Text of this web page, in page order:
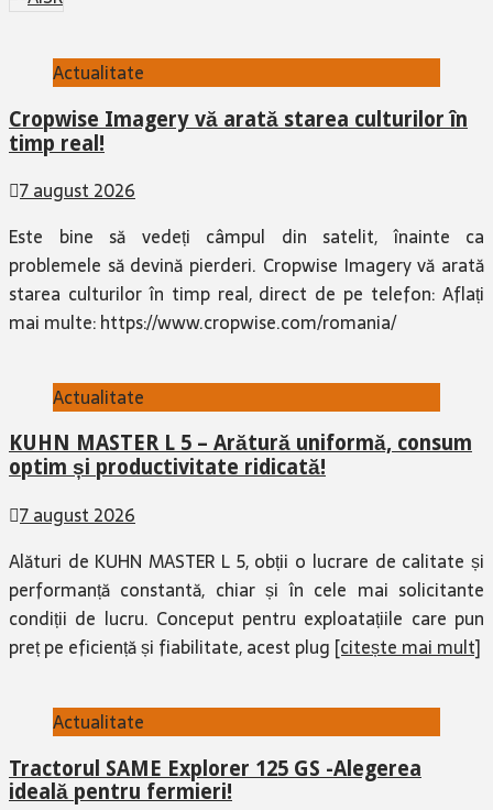
Actualitate
Cropwise Imagery vă arată starea culturilor în
timp real!
7 august 2026
Este bine să vedeți câmpul din satelit, înainte ca
problemele să devină pierderi. Cropwise Imagery vă arată
starea culturilor în timp real, direct de pe telefon: Aflați
mai multe: https://www.cropwise.com/romania/
Actualitate
KUHN MASTER L 5 – Arătură uniformă, consum
optim și productivitate ridicată!
7 august 2026
Alături de KUHN MASTER L 5, obții o lucrare de calitate și
performanță constantă, chiar și în cele mai solicitante
condiții de lucru. Conceput pentru exploatațiile care pun
preț pe eficiență și fiabilitate, acest plug [citește mai mult]
Actualitate
Tractorul SAME Explorer 125 GS -Alegerea
ideală pentru fermieri!